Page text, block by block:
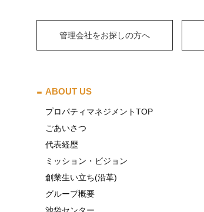
管理会社をお探しの方へ
ABOUT US
プロパティマネジメントTOP
ごあいさつ
代表経歴
ミッション・ビジョン
創業生い立ち(沿革)
グループ概要